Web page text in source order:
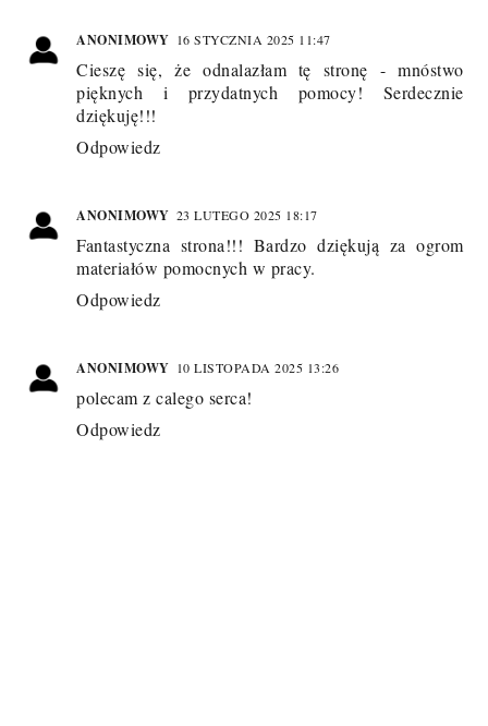
ANONIMOWY 16 STYCZNIA 2025 11:47
Cieszę się, że odnalazłam tę stronę - mnóstwo
pięknych i przydatnych pomocy! Serdecznie
dziękuję!!!
Odpowiedz
ANONIMOWY 23 LUTEGO 2025 18:17
Fantastyczna strona!!! Bardzo dziękują za ogrom
materiałów pomocnych w pracy.
Odpowiedz
ANONIMOWY 10 LISTOPADA 2025 13:26
polecam z calego serca!
Odpowiedz